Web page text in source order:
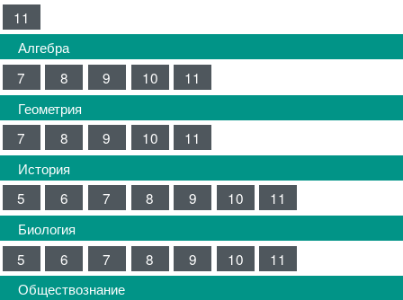
11
Алгебра
7
8 9 10
11
Геометрия
7
8 9 10
11
История
5
6 7 8 9 10
11
Биология
5
6 7 8 9 10
11
Обществознание